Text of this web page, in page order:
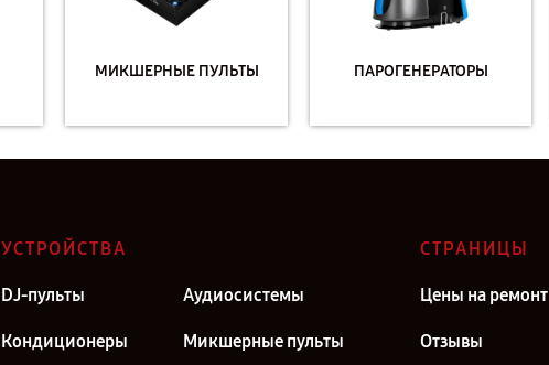
МИКШЕРНЫЕ ПУЛЬТЫ ПАРОГЕНЕРАТОРЫ
УСТРОЙСТВА
DJ-пульты Аудиосистемы
Кондиционеры Микшерные пульты
СТРАНИЦЫ
Цены на ремонт
Отзывы